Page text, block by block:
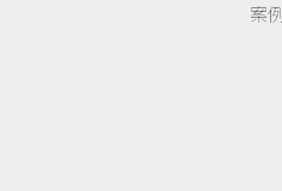
案例